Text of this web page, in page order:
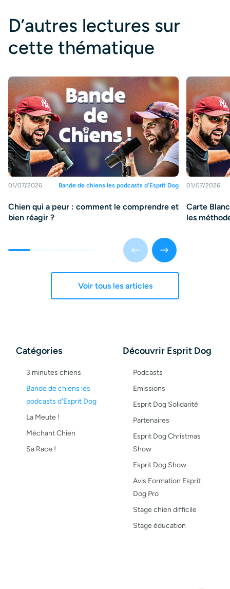
Catégories
3 minutes chiens
Bande de chiens les
podcasts d'Esprit Dog
La Meute !
Méchant Chien
Sa Race !
Découvrir Esprit Dog
Podcasts
Emissions
Esprit Dog Solidarité
Partenaires
Esprit Dog Christmas
Show
Esprit Dog Show
Avis Formation Esprit
Dog Pro
Stage chien difficile
Stage éducation
D’autres lectures sur
cette thématique
01/07/2026 Bande de chiens les podcasts d'Esprit Dog
Chien qui a peur : comment le comprendre et
bien réagir ?
01/07/2026
Carte
les
Voir tous les articles